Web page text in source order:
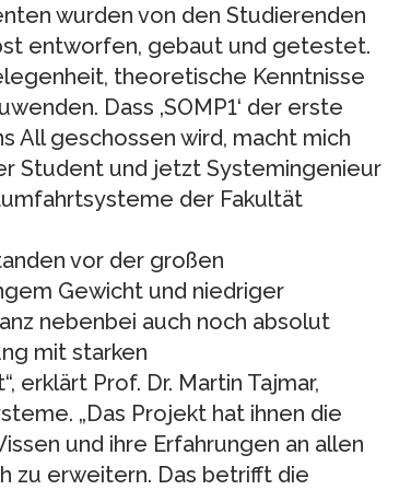
wurden von den Studierenden
entworfen, gebaut und getestet.
theoretische Kenntnisse
Dass ‚SOMP1‘ der erste
All geschossen wird, macht mich
Student und jetzt Systemingenieur
der Fakultät
vor der großen
Gewicht und niedriger
nebenbei auch noch absolut
mit starken
erklärt Prof. Dr. Martin Tajmar,
„Das Projekt hat ihnen die
und ihre Erfahrungen an allen
zu erweitern. Das betrifft die